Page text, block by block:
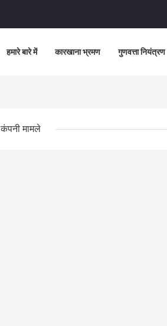
हमारे बारे में कारखाना भ्रमण गुणवत्ता नियंत्रण
कंपनी मामले